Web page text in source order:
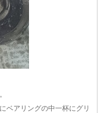
ベアリングの中一杯にグリ